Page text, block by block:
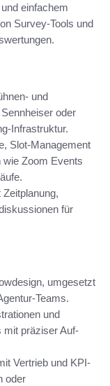
einfachem
Survey-Tools und
und
oder
Infrastruktur.
Slot-Management
wie Zoom Events
für
umgesetzt
Teams.
und
mit präziser Auf-
Vertrieb und KPI-
oder